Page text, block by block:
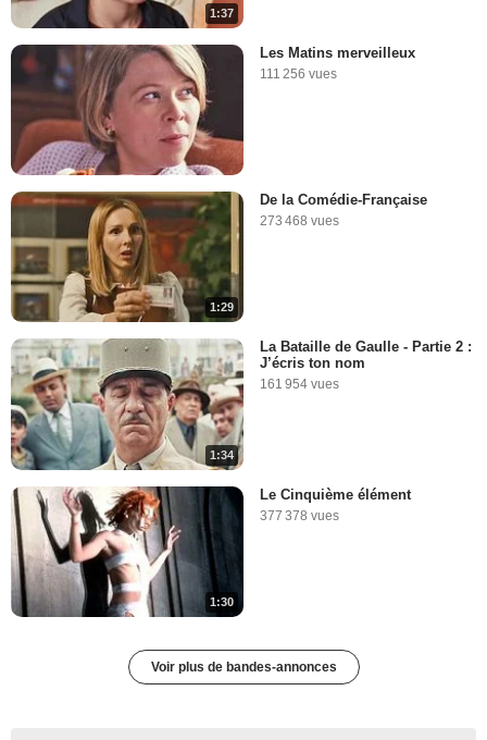
1:37
Les Matins merveilleux
111 256 vues
1:29
De la Comédie-Française
273 468 vues
1:34
La Bataille de Gaulle - Partie 2 :
J’écris ton nom
161 954 vues
1:30
Le Cinquième élément
377 378 vues
Voir plus de bandes-annonces